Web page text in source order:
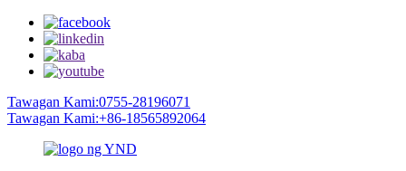
Tawagan Kami:0755-28196071
Tawagan Kami:+86-18565892064